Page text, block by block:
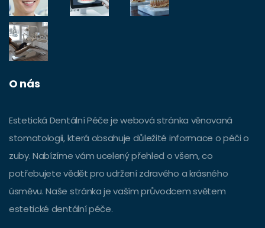
O nás
Estetická Dentální Péče je webová stránka věnovaná
stomatologii, která obsahuje důležité informace o péči o
zuby. Nabízíme vám ucelený přehled o všem, co
potřebujete vědět pro udržení zdravého a krásného
úsměvu. Naše stránka je vaším průvodcem světem
estetické dentální péče.